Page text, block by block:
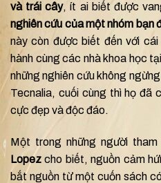
và trái cây, ít ai biết được
nghiên cứu của một nhóm bạn
này còn được biết đến với
hành cùng các nhà khoa học
những nghiên cứu không
Tecnalia, cuối cùng thì họ đã
cực đẹp và độc đáo.
Một trong những người
Lopez cho biết, nguồn cảm
bắt nguồn từ một cuốn sách